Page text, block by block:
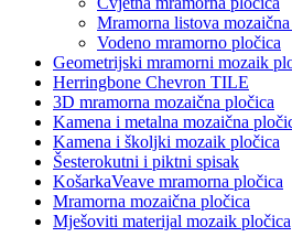
Mramorna listova
Vodeno mramorno pločica
Geometrijski mramorni mozaik
Herringbone Chevron TILE
3D mramorna mozaična pločica
Kamena i metalna mozaična
Kamena i školjki mozaik pločica
Šesterokutni i piktni spisak
KošarkaVeave mramorna pločica
Mramorna mozaična pločica
Mješoviti materijal mozaik pločica